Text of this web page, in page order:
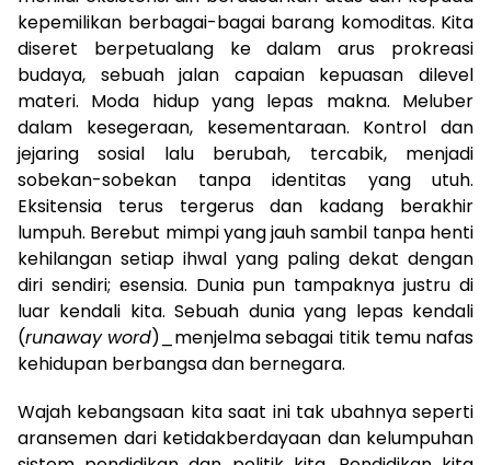
kepemilikan berbagai-bagai barang komoditas. Kita
diseret berpetualang ke dalam arus prokreasi
budaya, sebuah jalan capaian kepuasan dilevel
materi. Moda hidup yang lepas makna. Meluber
dalam kesegeraan, kesementaraan. Kontrol dan
jejaring sosial lalu berubah, tercabik, menjadi
sobekan-sobekan tanpa identitas yang utuh.
Eksitensia terus tergerus dan kadang berakhir
lumpuh. Berebut mimpi yang jauh sambil tanpa henti
kehilangan setiap ihwal yang paling dekat dengan
diri sendiri; esensia. Dunia pun tampaknya justru di
luar kendali kita. Sebuah dunia yang lepas kendali
(runaway word)_menjelma sebagai titik temu nafas
kehidupan berbangsa dan bernegara.
Wajah kebangsaan kita saat ini tak ubahnya seperti
aransemen dari ketidakberdayaan dan kelumpuhan